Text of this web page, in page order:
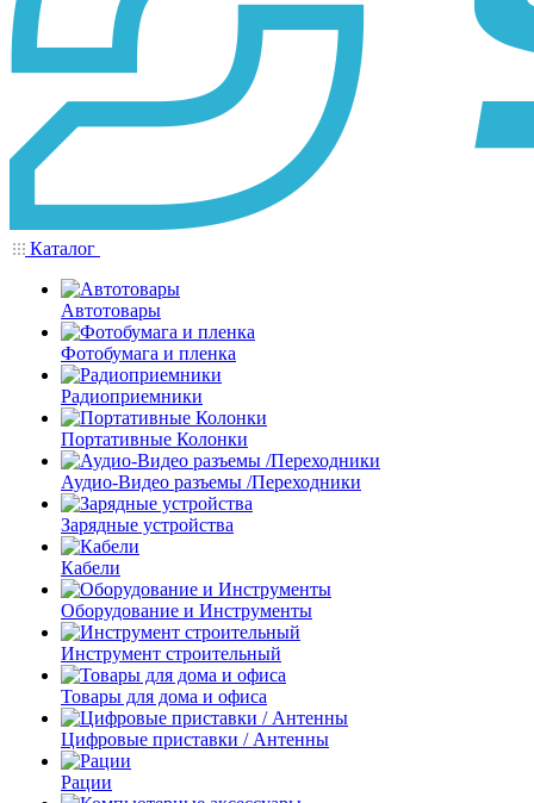
Каталог
Автотовары
Фотобумага и пленка
Радиоприемники
Портативные Колонки
Аудио-Видео разъемы /Переходники
Зарядные устройства
Кабели
Оборудование и Инструменты
Инструмент строительный
Товары для дома и офиса
Цифровые приставки / Антенны
Рации